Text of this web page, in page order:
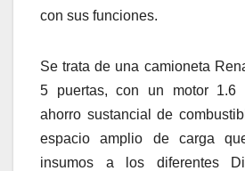
con sus funciones.
Se trata de una camioneta
5 puertas, con un motor 1.6
ahorro sustancial de
espacio amplio de carga
insumos a los diferentes